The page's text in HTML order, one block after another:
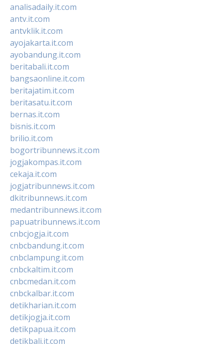
analisadaily.it.com
antv.it.com
antvklik.it.com
ayojakarta.it.com
ayobandung.it.com
beritabali.it.com
bangsaonline.it.com
beritajatim.it.com
beritasatu.it.com
bernas.it.com
bisnis.it.com
brilio.it.com
bogortribunnews.it.com
jogjakompas.it.com
cekaja.it.com
jogjatribunnews.it.com
dkitribunnews.it.com
medantribunnews.it.com
papuatribunnews.it.com
cnbcjogja.it.com
cnbcbandung.it.com
cnbclampung.it.com
cnbckaltim.it.com
cnbcmedan.it.com
cnbckalbar.it.com
detikharian.it.com
detikjogja.it.com
detikpapua.it.com
detikbali.it.com